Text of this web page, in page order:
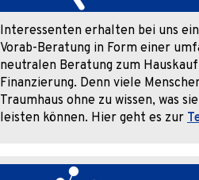
Interessenten erhalten bei uns
Vorab-Beratung in Form einer
neutralen Beratung zum
Finanzierung. Denn viele
Traumhaus ohne zu wissen, was
leisten können. Hier geht es zur